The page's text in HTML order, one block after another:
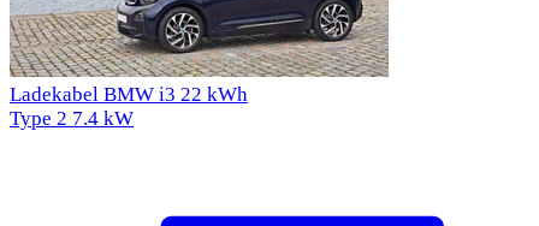
Ladekabel BMW i3 22 kWh
Type 2 7.4 kW